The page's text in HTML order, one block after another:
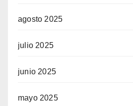
agosto 2025
julio 2025
junio 2025
mayo 2025